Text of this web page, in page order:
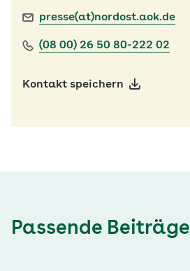
presse(at)nordost.aok.de
(08 00) 26 50 80-222 02
Kontakt speichern
Passende Beiträge